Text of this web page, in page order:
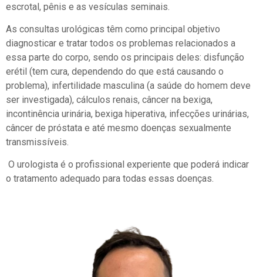
escrotal, pênis e as vesículas seminais.
As consultas urológicas têm como principal objetivo
diagnosticar e tratar todos os problemas relacionados a
essa parte do corpo, sendo os principais deles: disfunção
erétil (tem cura, dependendo do que está causando o
problema), infertilidade masculina (a saúde do homem deve
ser investigada), cálculos renais, câncer na bexiga,
incontinência urinária, bexiga hiperativa, infecções urinárias,
câncer de próstata e até mesmo doenças sexualmente
transmissíveis.
O urologista é o profissional experiente que poderá indicar
o tratamento adequado para todas essas doenças.